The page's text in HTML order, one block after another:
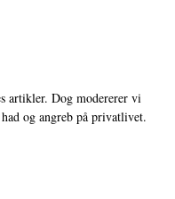
artikler. Dog modererer vi
og angreb på privatlivet.